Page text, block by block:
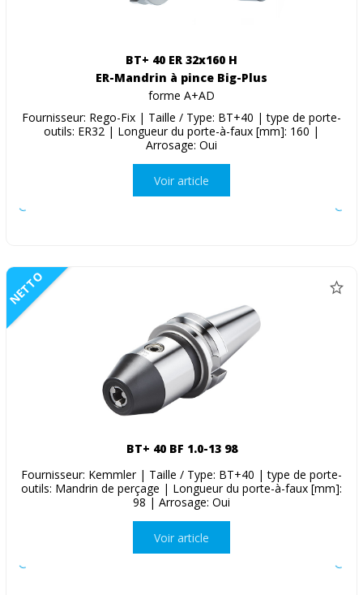
BT+ 40 ER 32x160 H
ER-Mandrin à pince Big-Plus
forme A+AD
Fournisseur: Rego-Fix | Taille / Type: BT+40 | type de porte-
outils: ER32 | Longueur du porte-à-faux [mm]: 160 |
Arrosage: Oui
Voir article
NETTO
BT+ 40 BF 1.0-13 98
Fournisseur: Kemmler | Taille / Type: BT+40 | type de porte-
outils: Mandrin de perçage | Longueur du porte-à-faux [mm]:
98 | Arrosage: Oui
Voir article